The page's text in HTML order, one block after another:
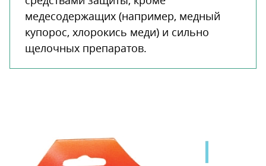
медесодержащих (например, медный
купорос, хлорокись меди) и сильно
щелочных препаратов.